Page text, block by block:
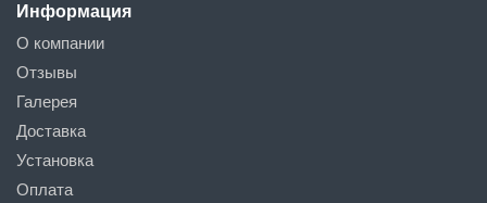
Информация
О компании
Отзывы
Галерея
Доставка
Установка
Оплата